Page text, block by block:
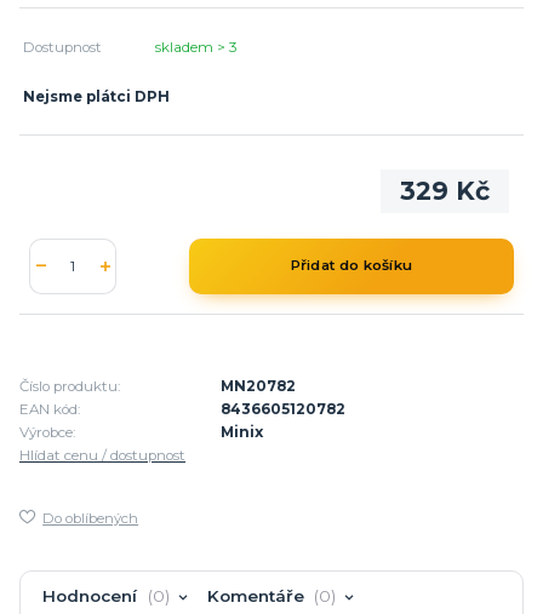
Dostupnost skladem > 3
Nejsme plátci DPH
329 Kč
Přidat do košíku
Číslo produktu:
MN20782
EAN kód:
8436605120782
Výrobce:
Minix
Hlídat cenu / dostupnost
Do oblíbených
Hodnocení 0 Komentáře 0